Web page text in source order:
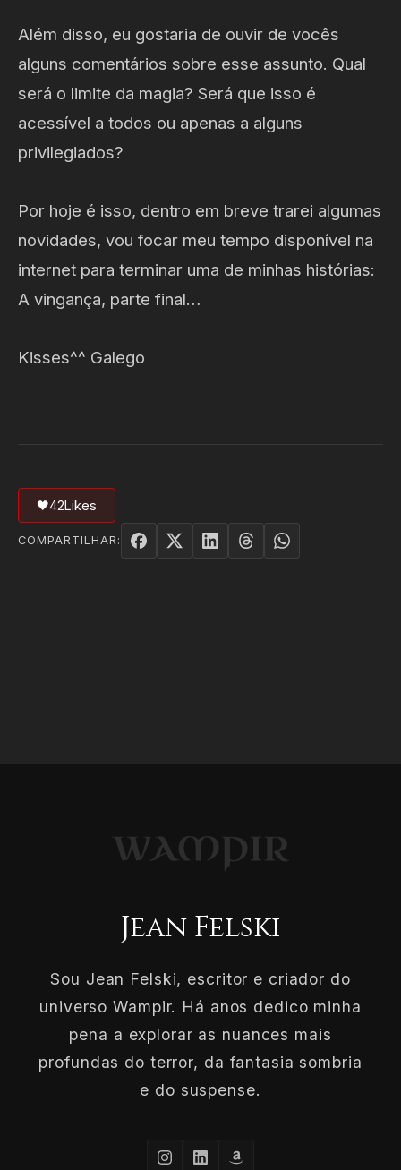
Além disso, eu gostaria de ouvir de vocês
alguns comentários sobre esse assunto. Qual
será o limite da magia? Será que isso é
acessível a todos ou apenas a alguns
privilegiados?
Por hoje é isso, dentro em breve trarei algumas
novidades, vou focar meu tempo disponível na
internet para terminar uma de minhas histórias:
A vingança, parte final…
Kisses^^ Galego
🖤42Likes
COMPARTILHAR:
Jean Felski
Sou Jean Felski, escritor e criador do
universo Wampir. Há anos dedico minha
pena a explorar as nuances mais
profundas do terror, da fantasia sombria
e do suspense.